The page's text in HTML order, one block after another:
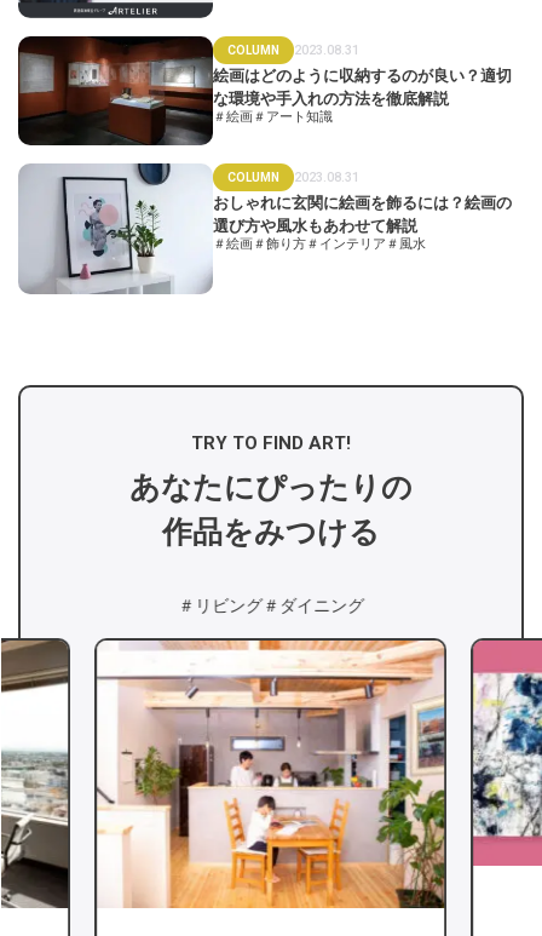
COLUMN 2023.08.31
絵画はどのように収納するのが良い？適切
な環境や手入れの方法を徹底解説
＃絵画＃アート知識
COLUMN 2023.08.31
おしゃれに玄関に絵画を飾るには？絵画の
選び方や風水もあわせて解説
＃絵画＃飾り方＃インテリア ＃風水
TRY TO FIND ART!
あなたにぴったりの
作品をみつける
＃リビング＃ダイニング